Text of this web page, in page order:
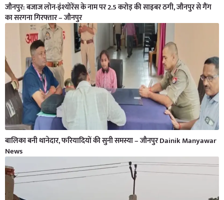
जौनपुर: बजाज लोन-इंश्योरेंस के नाम पर 2.5 करोड़ की साइबर ठगी, जौनपुर से गैंग
का सरगना गिरफ्तार – जौनपुर
बालिका बनी थानेदार, फरियादियों की सुनी समस्या – जौनपुर Dainik Manyawar
News